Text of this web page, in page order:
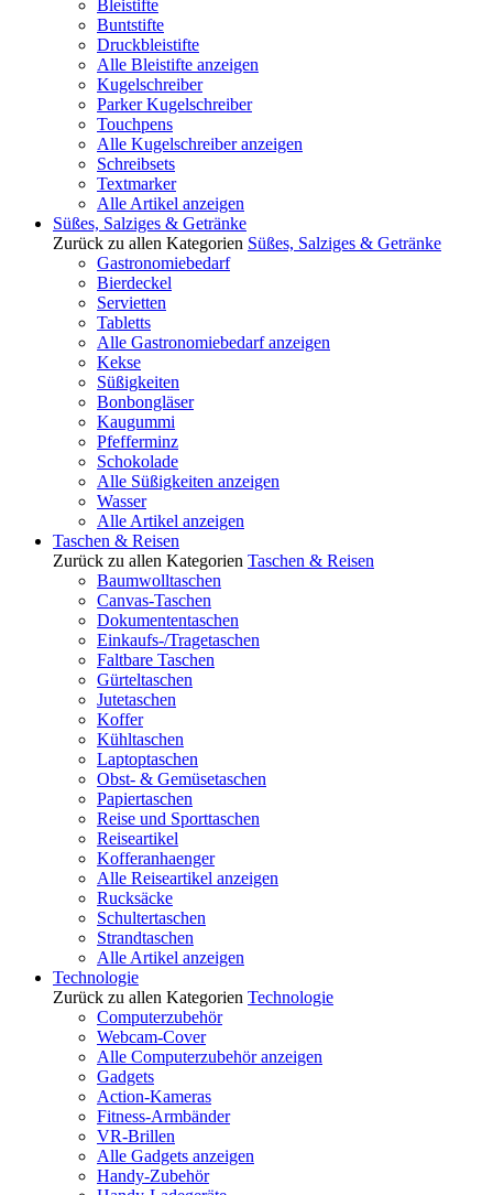
Bleistifte
Buntstifte
Druckbleistifte
Alle Bleistifte anzeigen
Kugelschreiber
Parker Kugelschreiber
Touchpens
Alle Kugelschreiber anzeigen
Schreibsets
Textmarker
Alle Artikel anzeigen
Süßes, Salziges & Getränke
Zurück zu allen Kategorien Süßes, Salziges & Getränke
Gastronomiebedarf
Bierdeckel
Servietten
Tabletts
Alle Gastronomiebedarf anzeigen
Kekse
Süßigkeiten
Bonbongläser
Kaugummi
Pfefferminz
Schokolade
Alle Süßigkeiten anzeigen
Wasser
Alle Artikel anzeigen
Taschen & Reisen
Zurück zu allen Kategorien Taschen & Reisen
Baumwolltaschen
Canvas-Taschen
Dokumententaschen
Einkaufs-/Tragetaschen
Faltbare Taschen
Gürteltaschen
Jutetaschen
Koffer
Kühltaschen
Laptoptaschen
Obst- & Gemüsetaschen
Papiertaschen
Reise und Sporttaschen
Reiseartikel
Kofferanhaenger
Alle Reiseartikel anzeigen
Rucksäcke
Schultertaschen
Strandtaschen
Alle Artikel anzeigen
Technologie
Zurück zu allen Kategorien Technologie
Computerzubehör
Webcam-Cover
Alle Computerzubehör anzeigen
Gadgets
Action-Kameras
Fitness-Armbänder
VR-Brillen
Alle Gadgets anzeigen
Handy-Zubehör